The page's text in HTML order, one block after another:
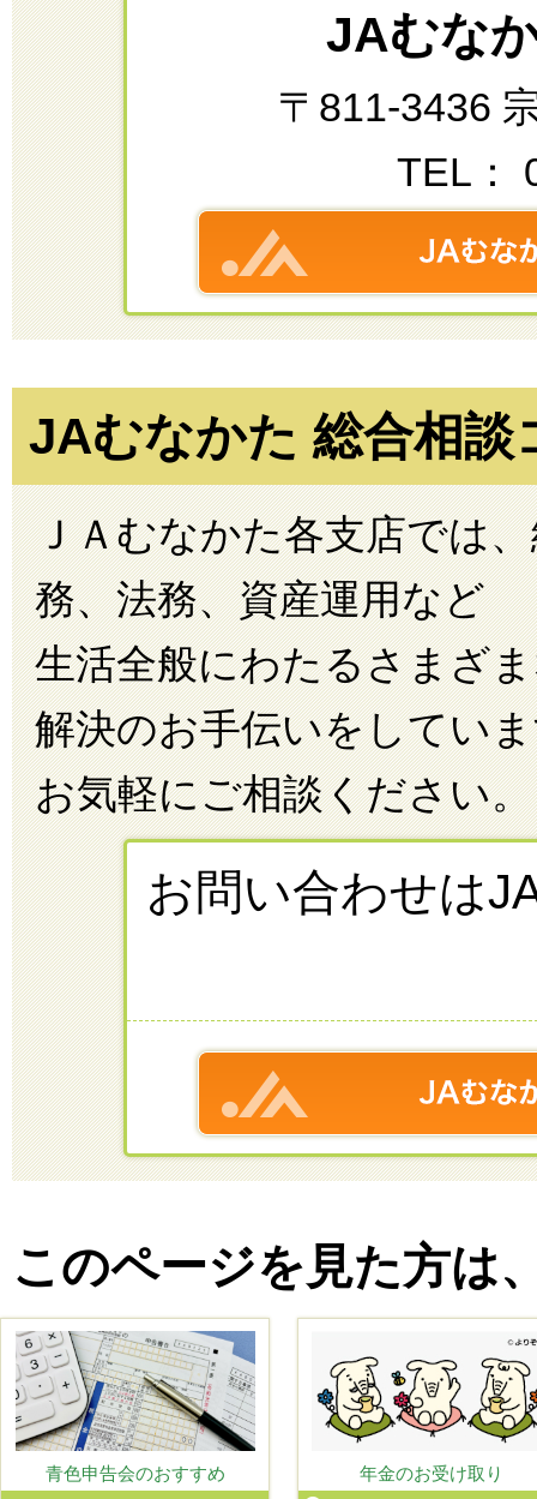
JAむな
〒811-3436
TEL：
JAむなかた 総合相談
ＪＡむなかた各支店では
務、法務、資産運用など
生活全般にわたるさまざ
解決のお手伝いをしてい
お気軽にご相談ください。
お問い合わせは
このページを見た方は
青色申告会のおすすめ 年金のお受け取り